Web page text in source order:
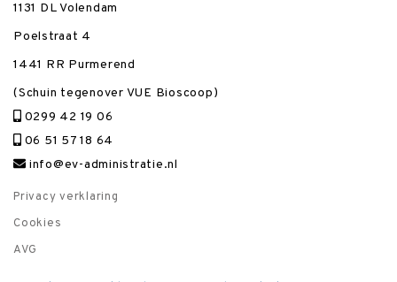
1131 DL Volendam
Poelstraat 4
1441 RR Purmerend
(Schuin tegenover VUE Bioscoop)
0299 42 19 06
06 51 57 18 64
info@ev-administratie.nl
Privacy verklaring
Cookies
AVG